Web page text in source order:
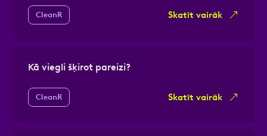
CleanR Skatīt vairāk
Kā viegli šķirot pareizi?
CleanR Skatīt vairāk